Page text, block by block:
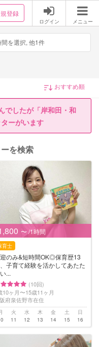
登録
ログイン メニュー
を選択, 他1件
でしたが「岸和田・和
ーがいます
を検索
〜 /1時間
育士
のみ&短時間OK◎保育歴13
子育て経験を活かしてあたた
...
(10回)
10ヶ月〜15歳11ヶ月
府泉佐野市在住
火
11
水
12
木
13
金
14
土
15
日
16